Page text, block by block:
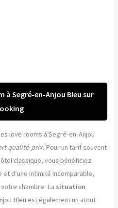
à Segré-en-Anjou Bleu sur
love rooms à Segré-en-Anjou
qualité-prix. Pour un tarif souvent
classique, vous bénéficiez
et d’une intimité incomparable,
chambre. La situation
Bleu est également un atout